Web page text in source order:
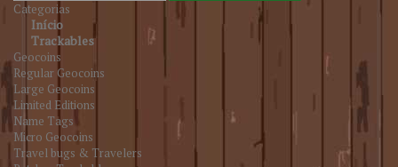
Categorias
Início
Trackables
Geocoins
Regular Geocoins
Large Geocoins
Limited Editions
Name Tags
Micro Geocoins
Travel bugs & Travelers